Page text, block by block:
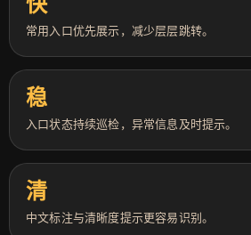
常用入口优先展示，减少层层跳转。
稳
入口状态持续巡检，异常信息及时提示。
清
中文标注与清晰度提示更容易识别。